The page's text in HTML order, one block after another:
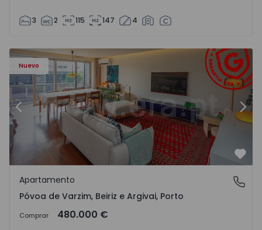
3 2 115 147 4
Nuevo
e Argivai - 1574602 - 20
Apartamento T3 Póvoa de Varzim, Póvoa de Varzim,
Anterior
Póvoa de Varzim, Beiriz e Argivai, Porto
Apartamento
Póvoa de Varzim, Beiriz e Argivai, Porto
Comprar 480.000 €